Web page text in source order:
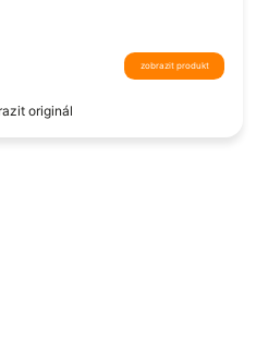
originál
zobrazit produkt